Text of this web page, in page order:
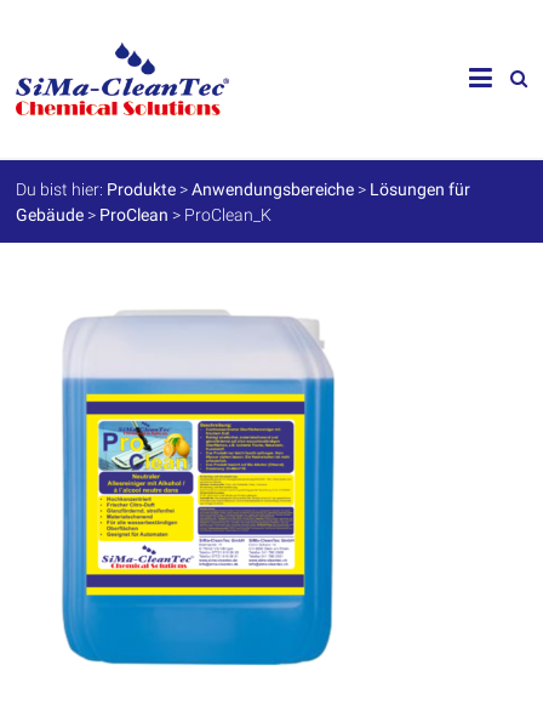
SiMa-
Cleantec
GmbH
Spezialprodukte
für
Du bist hier: Produkte >Anwendungsbereiche > Lösungen für
Gebäude > ProClean > ProClean_K